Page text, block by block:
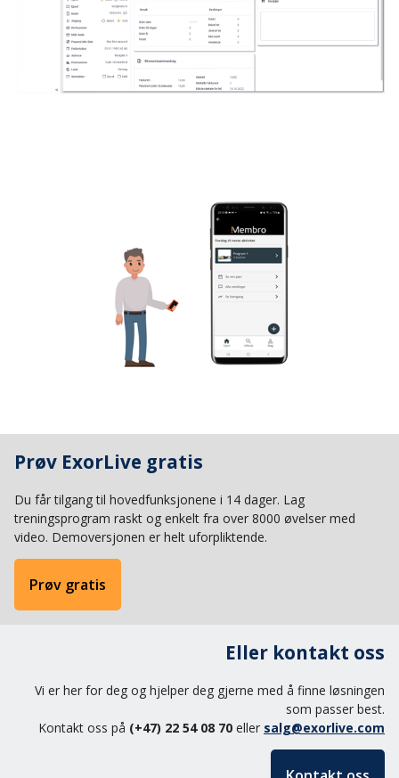
Prøv ExorLive gratis
Du får tilgang til hovedfunksjonene i 14 dager. Lag
treningsprogram raskt og enkelt fra over 8000 øvelser med
video. Demoversjonen er helt uforpliktende.
Prøv gratis
Eller kontakt oss
Vi er her for deg og hjelper deg gjerne med å finne løsningen
som passer best.
Kontakt oss på (+47) 22 54 08 70 eller salg@exorlive.com